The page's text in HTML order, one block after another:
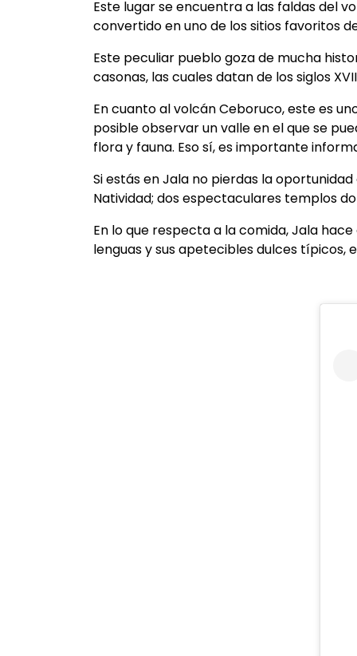
Este lugar se encuentra a las faldas del
convertido en uno de los sitios favoritos
Este peculiar pueblo goza de mucha
casonas, las cuales datan de los siglos
En cuanto al volcán Ceboruco, este es
posible observar un valle en el que se
flora y fauna. Eso sí, es importante
Si estás en Jala no pierdas la
Natividad; dos espectaculares templos
En lo que respecta a la comida, Jala
lenguas y sus apetecibles dulces típicos,